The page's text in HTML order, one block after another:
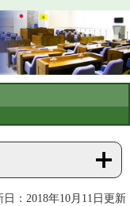
日：2018年10月11日更新